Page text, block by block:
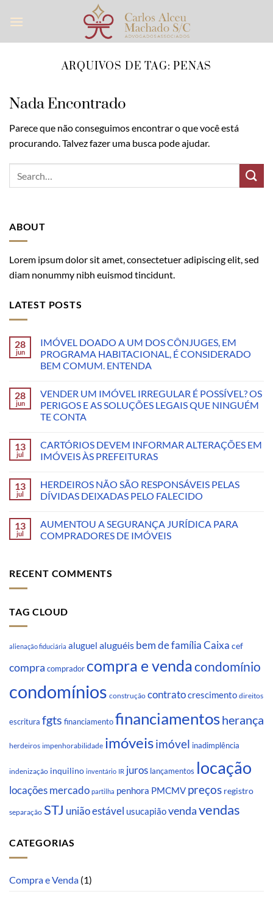
ARQUIVOS DE TAG:PENAS
Nada Encontrado
Parece que não conseguimos encontrar o que você está
procurando. Talvez fazer uma busca pode ajudar.
ABOUT
Lorem ipsum dolor sit amet, consectetuer adipiscing elit, sed
diam nonummy nibh euismod tincidunt.
LATEST POSTS
28
jun
IMÓVEL DOADO A UM DOS CÔNJUGES, EM
PROGRAMA HABITACIONAL, É CONSIDERADO
BEM COMUM. ENTENDA
28
jun
VENDER UM IMÓVEL IRREGULAR É POSSÍVEL? OS
PERIGOS E AS SOLUÇÕES LEGAIS QUE NINGUÉM
TE CONTA
13
jul
CARTÓRIOS DEVEM INFORMAR ALTERAÇÕES EM
IMÓVEIS ÀS PREFEITURAS
13
jul
HERDEIROS NÃO SÃO RESPONSÁVEIS PELAS
DÍVIDAS DEIXADAS PELO FALECIDO
13
jul
AUMENTOU A SEGURANÇA JURÍDICA PARA
COMPRADORES DE IMÓVEIS
RECENT COMMENTS
TAG CLOUD
alienação fiduciária aluguel aluguéis bem de família Caixa cef
compra comprador compra e vendacondomínio
condomínios construção contratocrescimento direitos
escritura fgts financiamentofinanciamentosherança
herdeiros impenhorabilidade imóveisimóvel inadimplência
indenização inquilino inventário IR juros lançamentos locação
locações mercado partilha penhora PMCMV preços registro
separação STJ união estável usucapiãovendavendas
CATEGORIAS
Compra e Venda (1)